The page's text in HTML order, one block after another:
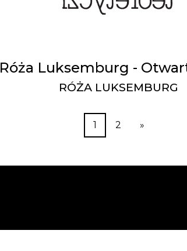
Róża Luksemburg -
RÓŻA LUKSEMBURG
1 2 »